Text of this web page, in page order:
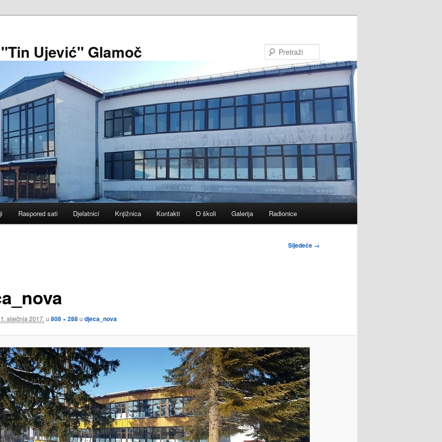
Ujević" Glamoč
Raspored sati Djelatnici Knjižnica Kontakti O školi Galerija Radionice
Sljedeće →
siječnja 2017. u 808 × 288u djeca_nova